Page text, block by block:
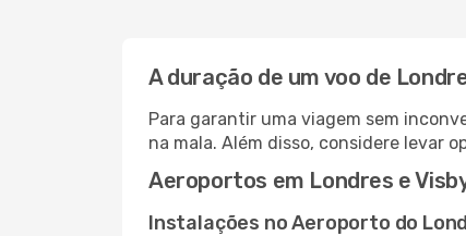
A duração de um voo de
Para garantir uma viagem sem
na mala. Além disso, considere levar
Aeroportos em Londres e
Instalações no Aeroporto do